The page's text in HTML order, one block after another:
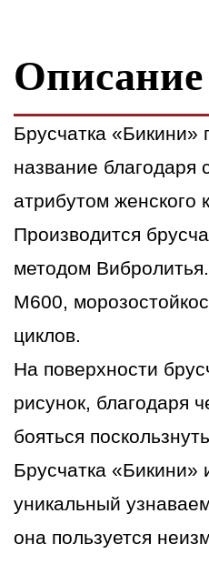
синяя
Описание
Брусчатка «Бикини»
название благодаря
атрибутом женского
Производится
методом
М600,
циклов.
На поверхности
рисунок, благодаря
бояться
Брусчатка «Бикини»
уникальный
она пользуется